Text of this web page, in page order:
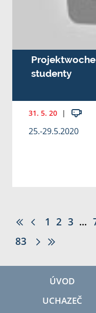
studenty
31. 5. 20 |
25.-29.5.2020
1 2 3 ...
83
ÚVOD
UCHAZEČ